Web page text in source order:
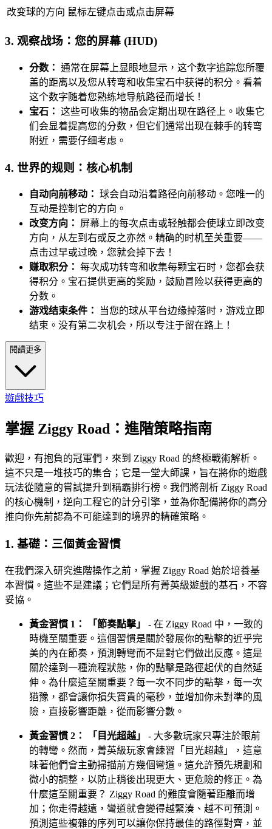
改变球的方向 鼠标左键点击或点击屏幕
3. 观察战场：您的屏幕 (HUD)
分数： 通常在屏幕上显眼地显示，这个数字追踪您所覆
盖的距离以及您从转弯和收集宝石中获得的积分。看着
这个数字随着您熟练地导航路径而增长！
宝石： 这些可收集的物品会定期出现在路径上。收集它
们会显着提高您的分数，但它们通常出现在棘手的转弯
附近，需要仔细考虑。
4. 世界的规则：核心机制
自动向前移动： 球会自动沿着路径向前移动。您唯一的
互动是控制它的方向。
改变方向：
屏幕上的每次点击或轻触都会使球立即改变
方向，从左到右或反之亦然。精确的时机至关重要——
点击过早或过晚，您就会掉下去！
赚取积分： 每次成功转弯和收集每颗宝石时，您都会获
得积分。宝石提供更高的奖励，鼓励冒险以获得更高的
分数。
游戏结束条件：
当您的球从平台边缘掉落时，游戏立即
结束。没有第二次机会，所以专注于留在路上！
閱讀更多
遊戲技巧
掌握 Ziggy Road：進階策略指南
歡迎，有抱負的冠軍們，來到 Ziggy Road 的終極戰術解析。
這不只是一堆技巧的集合；它是一堂大師課，旨在將你的遊戲
玩法從隨意的嘗試提升到稱霸排行榜。我們將剖析 Ziggy Road
的核心機制，逆向工程它的計分引擎，並為你配備將你的高分
推向你先前認為不可能達到的境界的精確策略。
1. 基礎：三個黃金習慣
在我們深入研究進階操作之前，掌握 Ziggy Road 始於培養基
本習慣。這些不是建議；它們是所有菁英級遊戲的基石，不容
妥協。
黃金習慣 1： 「節奏點擊」
- 在 Ziggy Road 中，一致的
時機至關重要。這個習慣是關於發展你的點擊的近乎完
美的內在節奏，預測轉彎而不是對它們做出反應。這是
關於達到一種流程狀態，你的點擊是路徑起伏的自然延
伸。為什麼這至關重要？每一次不同步的點擊，每一次
猶豫，都會讓你損失寶貴的毫秒，並增加你未對準的風
險，直接影響距離，從而影響分數。
黃金習慣 2： 「目光超越」
- 大多數玩家只專注於眼前
的轉彎。然而，菁英級玩家會練習「目光超越」，這意
味著他們會主動掃描前方幾個彎道。這允許預先規劃和
微小的調整，以防止稍後出現更大、更危險的修正。為
什麼這至關重要？ Ziggy Road 的難度會隨著距離而增
加；你走得越遠，彎道就會變得越緊湊、越不可預測。
預測這些複雜的序列可以讓你保持最佳的路徑對齊，並